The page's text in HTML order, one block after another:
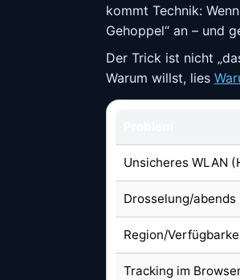
kommt Technik:
Gehoppel“ an – und
Der Trick ist nicht
Warum willst, lies
Unsicheres WLAN
Drosselung/abends
Region/
Tracking im